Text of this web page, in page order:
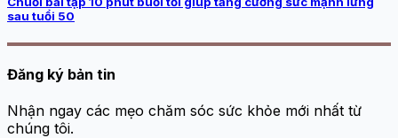
sau tuổi 50
Đăng ký bản tin
Nhận ngay các mẹo chăm sóc sức khỏe mới nhất từ
chúng tôi.